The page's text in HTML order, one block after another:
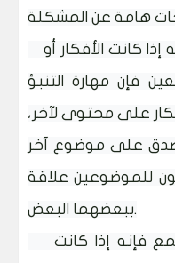
كانت الأفكار أو
فإن مهارة التنبؤ
على محتوى لآخر،
على موضوع آخر
للموضوعين علاقة
ببعضهما البعض.
فإنه إذا كانت